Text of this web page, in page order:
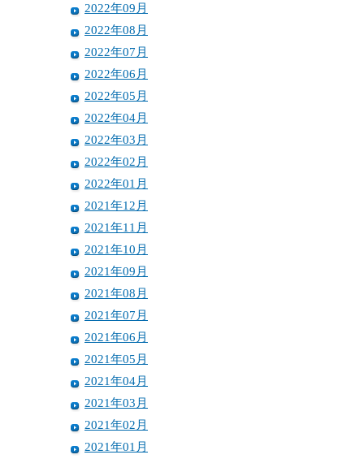
2022年09月
2022年08月
2022年07月
2022年06月
2022年05月
2022年04月
2022年03月
2022年02月
2022年01月
2021年12月
2021年11月
2021年10月
2021年09月
2021年08月
2021年07月
2021年06月
2021年05月
2021年04月
2021年03月
2021年02月
2021年01月